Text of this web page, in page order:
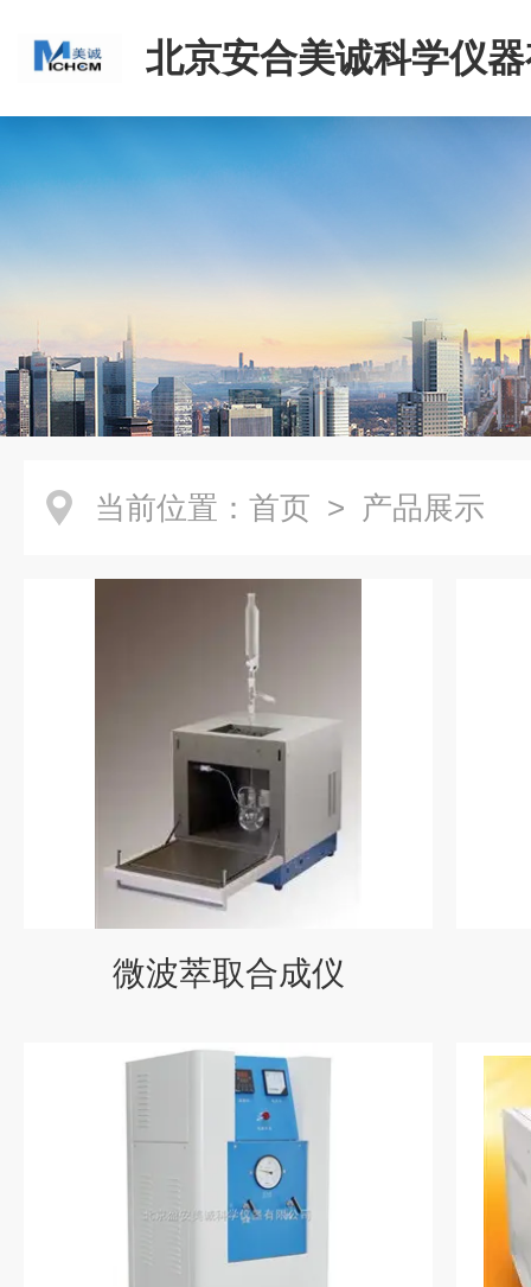
北京安合美诚科学仪
司
当前位置： 首页 > 产品展示
微波萃取合成仪